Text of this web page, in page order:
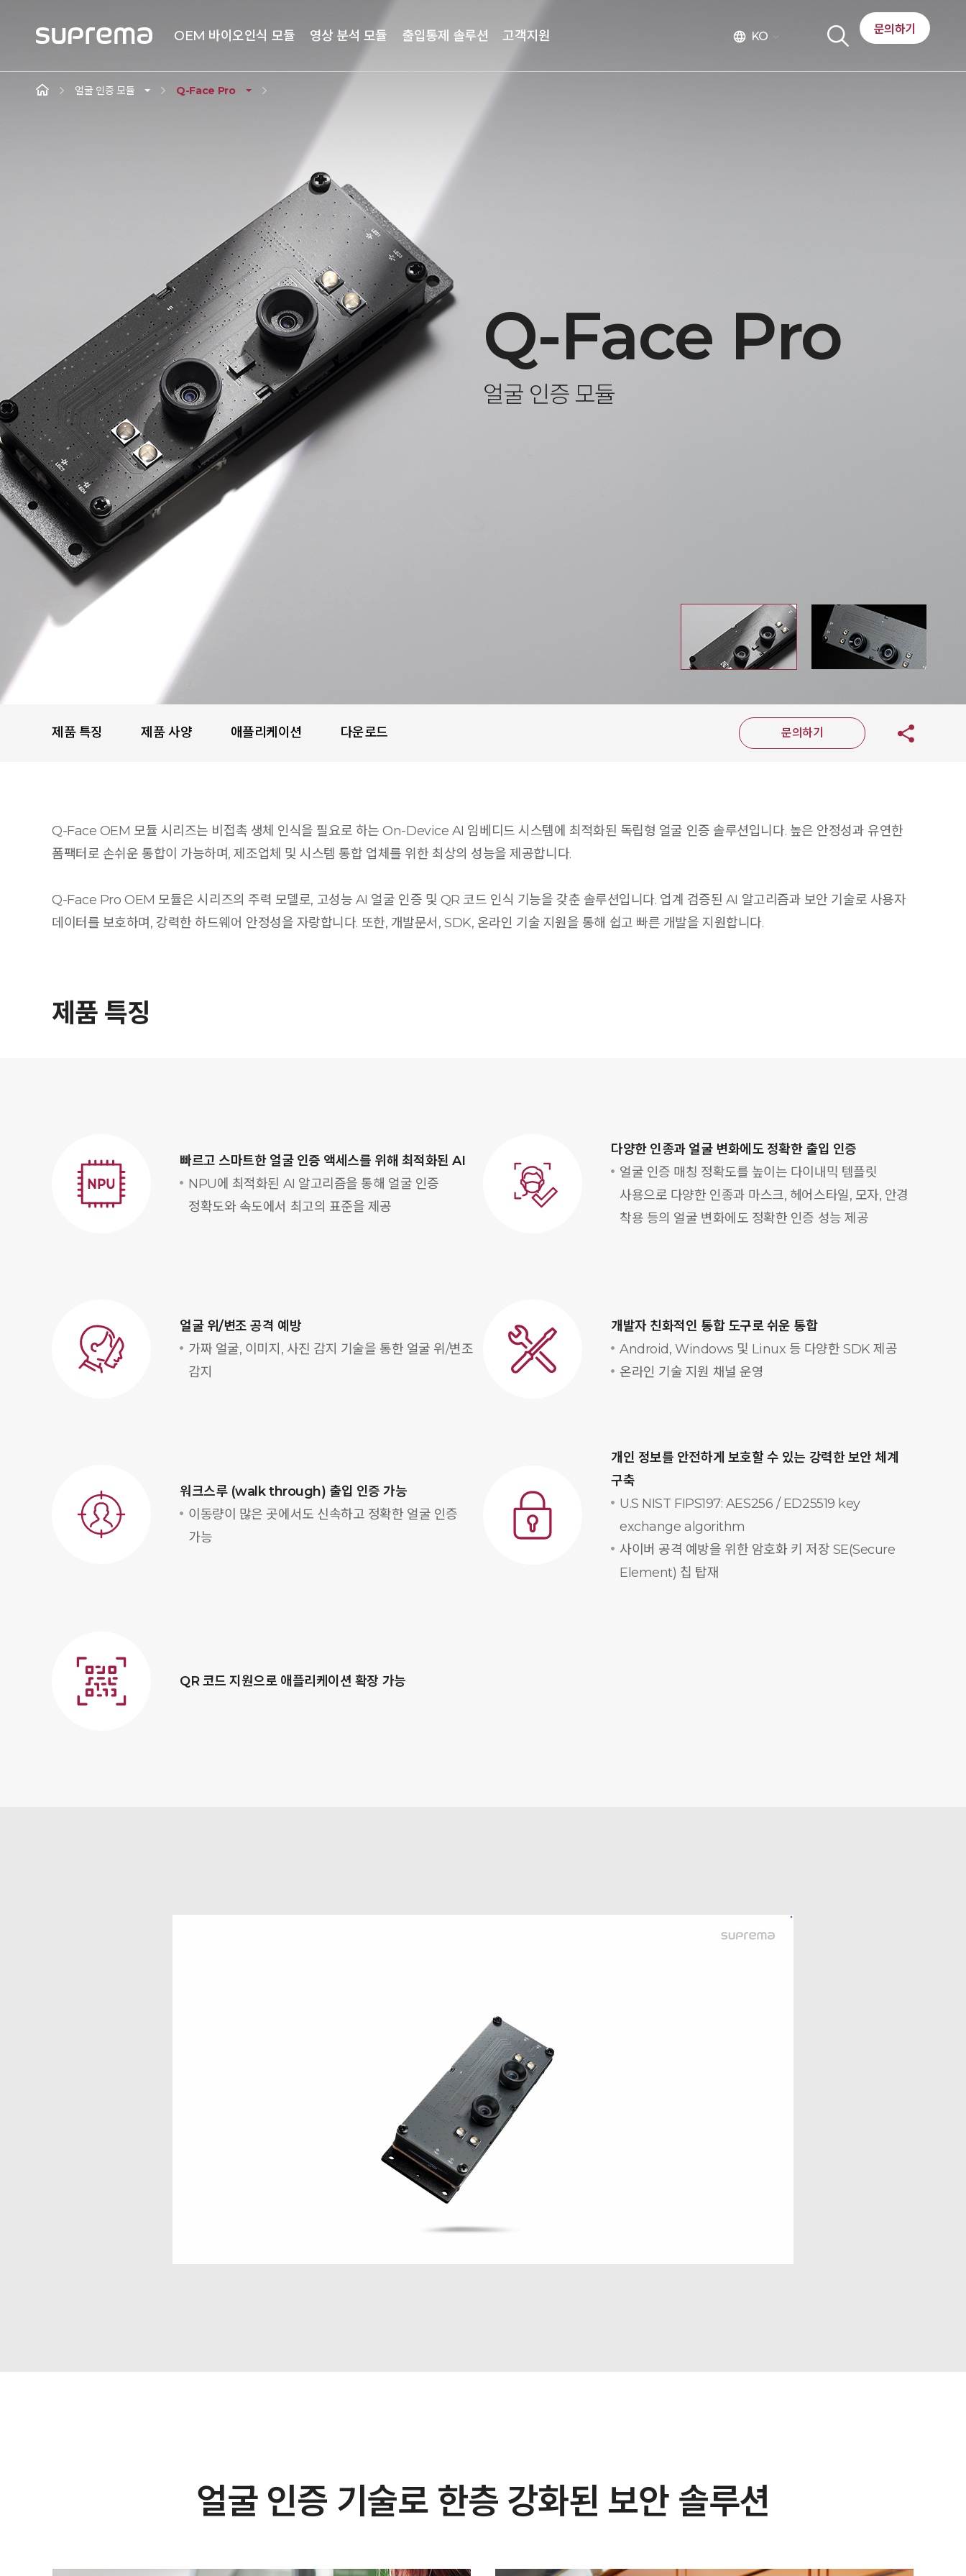
OEM 바이오인식 모듈 영상 분석 모듈 출입통제 솔루션 고객지원 language KO 문의하기
얼굴 인증 모듈 Q-Face Pro
Q-Face Pro
얼굴 인증 모듈
제품 특징 제품 사양 애플리케이션 다운로드 문의하기
Q-Face OEM 모듈 시리즈는 비접촉 생체 인식을 필요로 하는 On-Device AI 임베디드 시스템에 최적화된 독립형 얼굴 인증 솔루션입니다. 높은 안정성과 유연한
폼팩터로 손쉬운 통합이 가능하며, 제조업체 및 시스템 통합 업체를 위한 최상의 성능을 제공합니다.
Q-Face Pro OEM 모듈은 시리즈의 주력 모델로, 고성능 AI 얼굴 인증 및 QR 코드 인식 기능을 갖춘 솔루션입니다. 업계 검증된 AI 알고리즘과 보안 기술로 사용자
데이터를 보호하며, 강력한 하드웨어 안정성을 자랑합니다. 또한, 개발문서, SDK, 온라인 기술 지원을 통해 쉽고 빠른 개발을 지원합니다.
제품 특징
빠르고 스마트한 얼굴 인증 액세스를 위해 최적화된 AI
NPU에 최적화된 AI 알고리즘을 통해 얼굴 인증
정확도와 속도에서 최고의 표준을 제공
다양한 인종과 얼굴 변화에도 정확한 출입 인증
얼굴 인증 매칭 정확도를 높이는 다이내믹 템플릿
사용으로 다양한 인종과 마스크, 헤어스타일, 모자, 안경
착용 등의 얼굴 변화에도 정확한 인증 성능 제공
얼굴 위/변조 공격 예방
가짜 얼굴, 이미지, 사진 감지 기술을 통한 얼굴 위/변조
감지
개발자 친화적인 통합 도구로 쉬운 통합
Android, Windows 및 Linux 등 다양한 SDK 제공
온라인 기술 지원 채널 운영
워크스루 (walk through) 출입 인증 가능
이동량이 많은 곳에서도 신속하고 정확한 얼굴 인증
가능
​개인 정보를 안전하게 보호할 수 있는 강력한 보안 체계
구축
U.S NIST FIPS197: AES256 / ED25519 key
exchange algorithm
사이버 공격 예방을 위한 암호화 키 저장 SE(Secure
Element) 칩 탑재
QR 코드 지원으로 애플리케이션 확장 가능​
얼굴 인증 기술로 한층 강화된 보안 솔루션